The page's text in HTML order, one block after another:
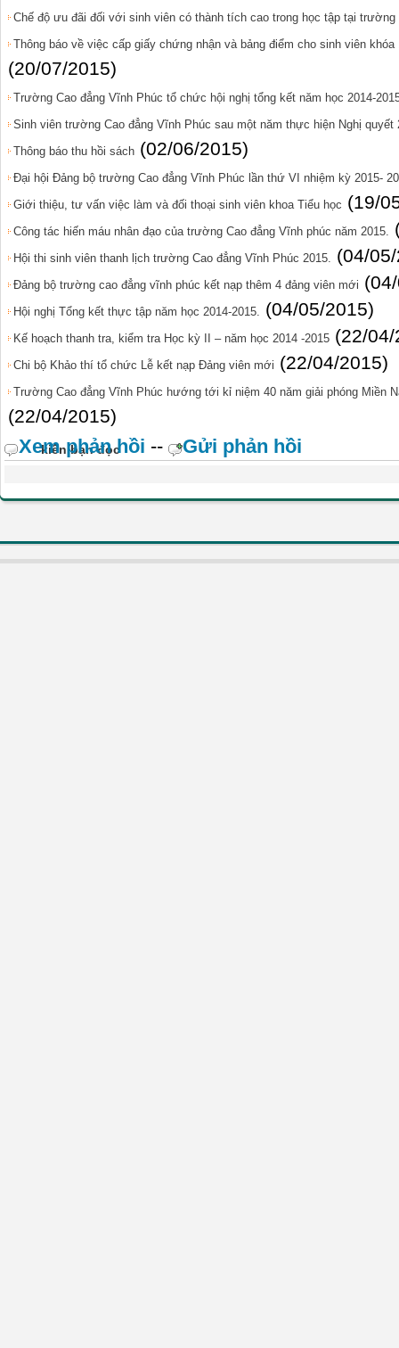
Chế độ ưu đãi đối với sinh viên có thành tích cao trong học tập tại trường
Thông báo về việc cấp giấy chứng nhận và bảng điểm cho sinh viên
(20/07/2015)
Trường Cao đẳng Vĩnh Phúc tổ chức hội nghị tổng kết năm học 2014-
Sinh viên trường Cao đẳng Vĩnh Phúc sau một năm thực hiện Nghị quyết
Thông báo thu hồi sách (02/06/2015)
Đại hội Đảng bộ trường Cao đẳng Vĩnh Phúc lần thứ VI nhiệm kỳ 2015-
Giới thiệu, tư vấn việc làm và đối thoại sinh viên khoa Tiểu học (19/
Công tác hiến máu nhân đạo của trường Cao đẳng Vĩnh phúc năm 2015.
Hội thi sinh viên thanh lịch trường Cao đẳng Vĩnh Phúc 2015. (04/
Đảng bộ trường cao đẳng vĩnh phúc kết nạp thêm 4 đảng viên mới
Hội nghị Tổng kết thực tập năm học 2014-2015. (04/05/2015)
Kế hoạch thanh tra, kiểm tra Học kỳ II – năm học 2014 -2015 (22/
Chi bộ Khảo thí tổ chức Lễ kết nạp Đảng viên mới (22/04/2015)
Trường Cao đẳng Vĩnh Phúc hướng tới kỉ niệm 40 năm giải phóng Miền
(22/04/2015)
kiến bạn đọc
Xem phản hồi -- Gửi phản hồi